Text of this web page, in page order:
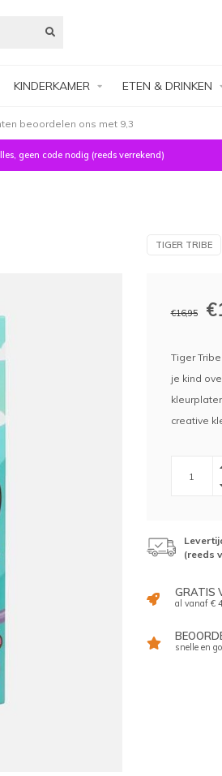
KINDERKAMER ETEN & DRINKEN
beoordelen ons met 9,3
geen code nodig (reeds verrekend)
TIGER TRIBE
€16,95
Tiger
je kind
creative
(reeds
GRATIS
al vanaf €
snelle en